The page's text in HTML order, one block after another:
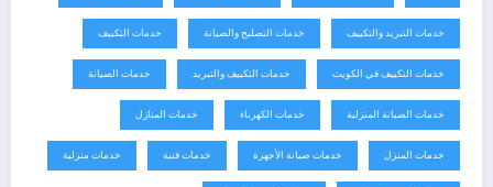
خدمات التبريد والتكييف خدمات التصليح والصيانة خدمات التكييف
خدمات التكييف في الكويت خدمات التكييف والتبريد خدمات الصيانة
خدمات الصيانة المنزلية خدمات الكهرباء خدمات المنازل
خدمات المنزل خدمات صيانة الأجهزة خدمات فنية خدمات منزلية